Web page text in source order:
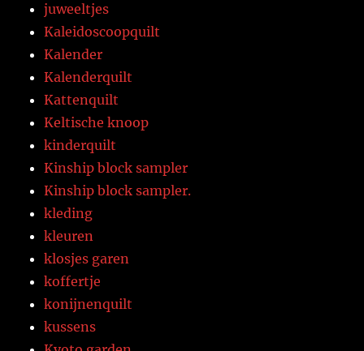
juweeltjes
Kaleidoscoopquilt
Kalender
Kalenderquilt
Kattenquilt
Keltische knoop
kinderquilt
Kinship block sampler
Kinship block sampler.
kleding
kleuren
klosjes garen
koffertje
konijnenquilt
kussens